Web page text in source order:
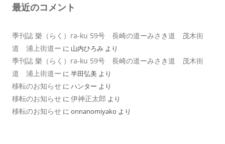
最近のコメント
季刊誌 樂（らく）ra-ku 59号 長崎の道ーみさき道 茂木街
道 浦上街道ー に 山内ひろみ より
季刊誌 樂（らく）ra-ku 59号 長崎の道ーみさき道 茂木街
道 浦上街道ー に 半田弘美 より
移転のお知らせ に ハンター より
移転のお知らせ に 伊神正太郎 より
移転のお知らせ に onnanomiyako より